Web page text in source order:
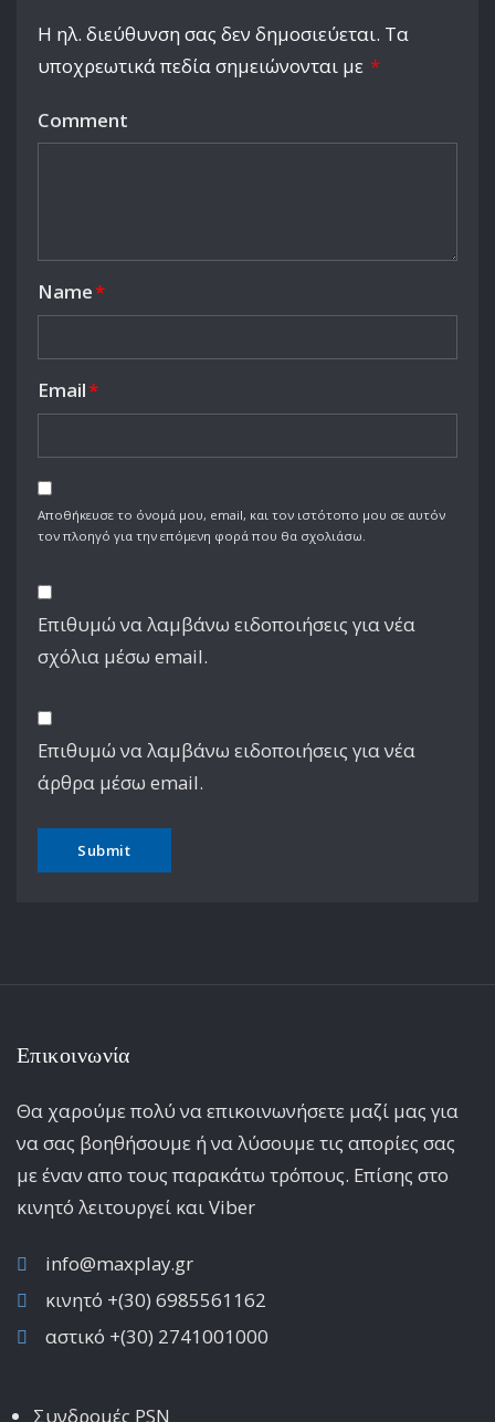
Η ηλ. διεύθυνση σας δεν δημοσιεύεται. Τα
υποχρεωτικά πεδία σημειώνονται με *
Comment
Name*
Email*
Αποθήκευσε το όνομά μου, email, και τον ιστότοπο μου σε αυτόν
τον πλοηγό για την επόμενη φορά που θα σχολιάσω.
Επιθυμώ να λαμβάνω ειδοποιήσεις για νέα
σχόλια μέσω email.
Επιθυμώ να λαμβάνω ειδοποιήσεις για νέα
άρθρα μέσω email.
Επικοινωνία
Θα χαρούμε πολύ να επικοινωνήσετε μαζί μας για
να σας βοηθήσουμε ή να λύσουμε τις απορίες σας
με έναν απο τους παρακάτω τρόπους. Επίσης στο
κινητό λειτoυργεί και Viber
info@maxplay.gr
κινητό +(30) 6985561162
αστικό +(30) 2741001000
Συνδρομές PSN